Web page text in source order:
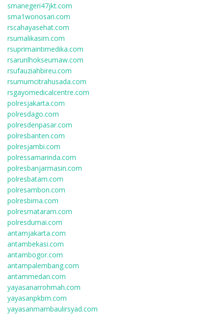
smanegeri47jkt.com
sma1wonosari.com
rscahayasehat.com
rsumalikasim.com
rsuprimaintimedika.com
rsarunlhokseumaw.com
rsufauziahbireu.com
rsumumcitrahusada.com
rsgayomedicalcentre.com
polresjakarta.com
polresdago.com
polresdenpasar.com
polresbanten.com
polresjambi.com
polressamarinda.com
polresbanjarmasin.com
polresbatam.com
polresambon.com
polresbima.com
polresmataram.com
polresdumai.com
antamjakarta.com
antambekasi.com
antambogor.com
antampalembang.com
antammedan.com
yayasanarrohmah.com
yayasanpkbm.com
yayasanmambaulirsyad.com